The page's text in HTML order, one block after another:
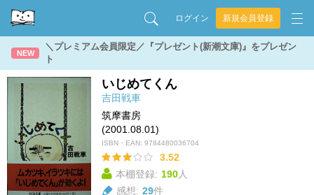
ログイン 新規会員登録
NEW
＼プレミアム会員限定／『プレゼント(新潮文庫)』をプレゼン
ト
いじめてくん
吉田戦車
筑摩書房
(2001.08.01)
ISBN・EAN: 9784480036704
3.52
本棚登録: 190人
感想: 29件